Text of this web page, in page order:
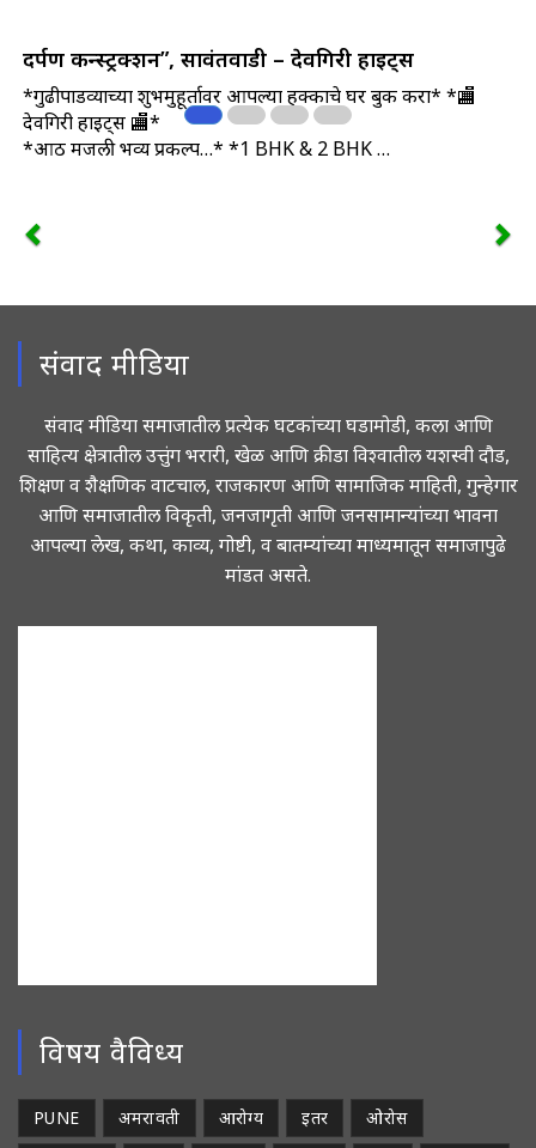
दर्पण कन्स्ट्रक्शन”, सावंतवाडी – देवगिरी हाइट्स
*गुढीपाडव्याच्या शुभमुहूर्तावर आपल्या हक्काचे घर बुक करा* *🏬
देवगिरी हाइट्स 🏬*
*आठ मजली भव्य प्रकल्प…* *1 BHK & 2 BHK …
संवाद मीडिया
संवाद मीडिया समाजातील प्रत्येक घटकांच्या घडामोडी, कला आणि
साहित्य क्षेत्रातील उत्तुंग भरारी, खेळ आणि क्रीडा विश्वातील यशस्वी दौड,
शिक्षण व शैक्षणिक वाटचाल, राजकारण आणि सामाजिक माहिती, गुन्हेगार
आणि समाजातील विकृती, जनजागृती आणि जनसामान्यांच्या भावना
आपल्या लेख, कथा, काव्य, गोष्टी, व बातम्यांच्या माध्यमातून समाजापुढे
मांडत असते.
विषय वैविध्य
PUNE अमरावती आरोग्य इतर
ओरोस